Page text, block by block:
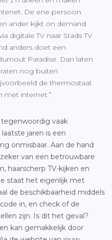
De ene persoon
ander kijkt on demand
digitale TV naar Stads TV
anders doet een
Paradise. Dan laten
nog buiten
de thermostaat
met internet.”
vaak
jaren is een
onmisbaar. Aan de hand
van een betrouwbare
haarscherp TV-kijken en
staat het eigenlijk met
de beschikbaarheid middels
in, en check of de
zijn. Is dit het geval?
kan gemakkelijk door